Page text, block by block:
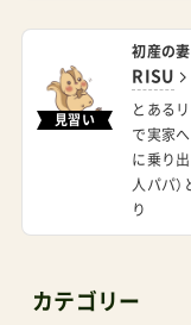
見習い
初産の
RISU
とある
で実家
に乗り
人パパ
り
カテゴリー